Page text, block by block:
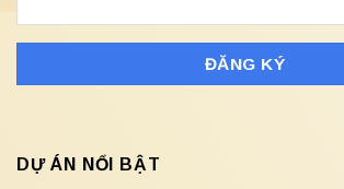
DỰ ÁN NỔI BẬT